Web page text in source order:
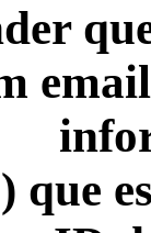
que